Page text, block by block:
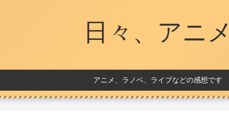
日々、アニメ
アニメ、ラノベ、ライブなどの感想です